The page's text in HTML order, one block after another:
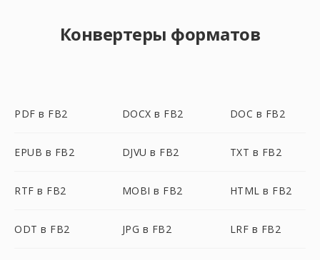
Конвертеры форматов
PDF в FB2 DOCX в FB2 DOC в FB2
EPUB в FB2 DJVU в FB2 TXT в FB2
RTF в FB2 MOBI в FB2 HTML в FB2
ODT в FB2 JPG в FB2 LRF в FB2